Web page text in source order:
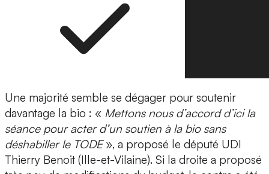
Une majorité semble se dégager pour soutenir
davantage la bio : « Mettons nous d’accord d’ici la
séance pour acter d’un soutien à la bio sans
déshabiller le TODE», a proposé le député UDI
Thierry Benoit (Ille-et-Vilaine). Si la droite a proposé